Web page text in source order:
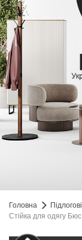
Головна
Стійка для одягу